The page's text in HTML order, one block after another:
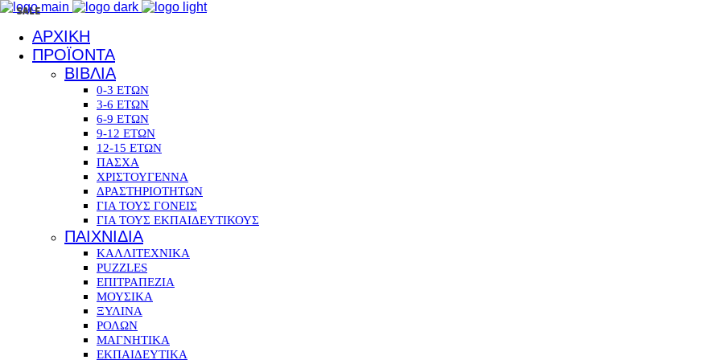
ΑΡΧΙΚΗ
ΠΡΟΪΟΝΤΑ
ΒΙΒΛΙΑ
0-3 ΕΤΩΝ
3-6 ΕΤΩΝ
6-9 ΕΤΩΝ
9-12 ΕΤΩΝ
12-15 ΕΤΩΝ
ΠΑΣΧΑ
ΧΡΙΣΤΟΥΓΕΝΝΑ
ΔΡΑΣΤΗΡΙΟΤΗΤΩΝ
ΓΙΑ ΤΟΥΣ ΓΟΝΕΙΣ
ΓΙΑ ΤΟΥΣ ΕΚΠΑΙΔΕΥΤΙΚΟΥΣ
ΠΑΙΧΝΙΔΙΑ
ΚΑΛΛΙΤΕΧΝΙΚΑ
PUZZLES
ΕΠΙΤΡΑΠΕΖΙΑ
ΜΟΥΣΙΚΑ
ΞΥΛΙΝΑ
ΡΟΛΩΝ
ΜΑΓΝΗΤΙΚΑ
ΕΚΠΑΙΔΕΥΤΙΚΑ
SALE